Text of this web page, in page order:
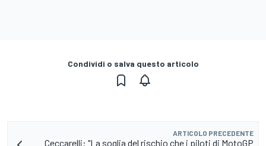
Condividi o salva questo articolo
ARTICOLO PRECEDENTE
Ceccarelli: "La soglia del rischio che i piloti di MotoGP